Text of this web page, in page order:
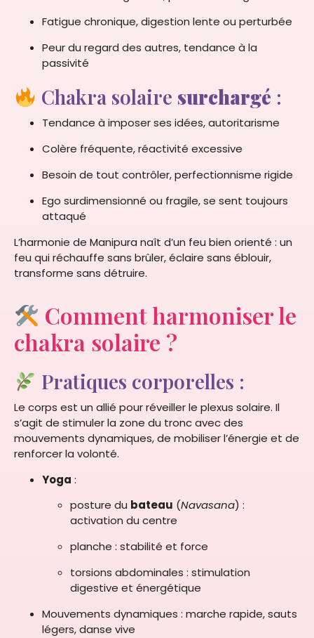
Fatigue chronique, digestion lente ou perturbée
Peur du regard des autres, tendance à la
passivité
Chakra solaire surchargé :
Tendance à imposer ses idées, autoritarisme
Colère fréquente, réactivité excessive
Besoin de tout contrôler, perfectionnisme rigide
Ego surdimensionné ou fragile, se sent toujours
attaqué
L’harmonie de Manipura naît d’un feu bien orienté : un
feu qui réchauffe sans brûler, éclaire sans éblouir,
transforme sans détruire.
Comment harmoniser le
chakra solaire ?
Pratiques corporelles :
Le corps est un allié pour réveiller le plexus solaire. Il
s’agit de stimuler la zone du tronc avec des
mouvements dynamiques, de mobiliser l’énergie et de
renforcer la volonté.
Yoga :
posture du bateau (Navasana) :
activation du centre
planche : stabilité et force
torsions abdominales : stimulation
digestive et énergétique
Mouvements dynamiques : marche rapide, sauts
légers, danse vive